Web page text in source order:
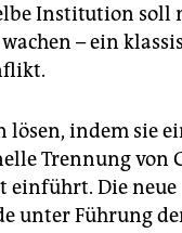
Institution soll
– ein
lösen, indem sie
Trennung von
einführt. Die neue
unter Führung